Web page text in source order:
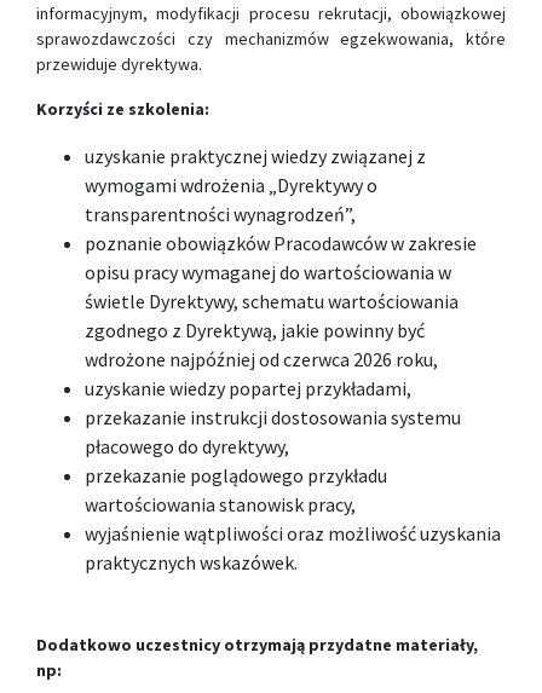
informacyjnym, modyfikacji procesu rekrutacji, obowiązkowej
sprawozdawczości czy mechanizmów egzekwowania, które
przewiduje dyrektywa.
Korzyści ze szkolenia:
uzyskanie praktycznej wiedzy związanej z
wymogami wdrożenia „Dyrektywy o
transparentności wynagrodzeń”,
poznanie obowiązków Pracodawców w zakresie
opisu pracy wymaganej do wartościowania w
świetle Dyrektywy, schematu wartościowania
zgodnego z Dyrektywą, jakie powinny być
wdrożone najpóźniej od czerwca 2026 roku,
uzyskanie wiedzy popartej przykładami,
przekazanie instrukcji dostosowania systemu
płacowego do dyrektywy,
przekazanie poglądowego przykładu
wartościowania stanowisk pracy,
wyjaśnienie wątpliwości oraz możliwość uzyskania
praktycznych wskazówek.
Dodatkowo uczestnicy otrzymają przydatne materiały,
np: